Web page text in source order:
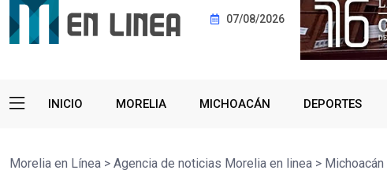
07/08/2026
INICIO MORELIA MICHOACÁN DEPORTES
Morelia en Línea > Agencia de noticias Morelia en linea > Michoacán